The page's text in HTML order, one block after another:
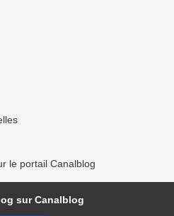
le portail Canalblog
sur Canalblog